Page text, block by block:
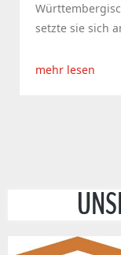
setzte sie sich
mehr lesen